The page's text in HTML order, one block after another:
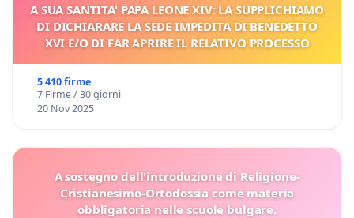
A SUA SANTITA' PAPA LEONE XIV: LA SUPPLICHIAMO
DI DICHIARARE LA SEDE IMPEDITA DI BENEDETTO
XVI E/O DI FAR APRIRE IL RELATIVO PROCESSO
5 410 firme
7 Firme / 30 giorni
20 Nov 2025
A sostegno dell'introduzione di Religione-
Cristianesimo-Ortodossia come materia
obbligatoria nelle scuole bulgare.